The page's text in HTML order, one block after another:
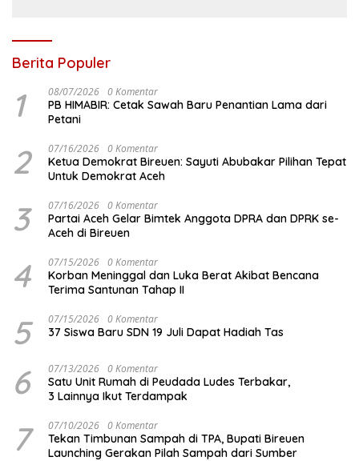
Berita Populer
1 08/07/2026 0 Komentar
PB HIMABIR: Cetak Sawah Baru Penantian Lama dari
Petani
2 07/16/2026 0 Komentar
Ketua Demokrat Bireuen: Sayuti Abubakar Pilihan Tepat
Untuk Demokrat Aceh
3 07/16/2026 0 Komentar
Partai Aceh Gelar Bimtek Anggota DPRA dan DPRK se-
Aceh di Bireuen
4 07/15/2026 0 Komentar
Korban Meninggal dan Luka Berat Akibat Bencana
Terima Santunan Tahap II
5 07/15/2026 0 Komentar
37 Siswa Baru SDN 19 Juli Dapat Hadiah Tas
6 07/13/2026 0 Komentar
Satu Unit Rumah di Peudada Ludes Terbakar,
3 Lainnya Ikut Terdampak
7 07/10/2026 0 Komentar
Tekan Timbunan Sampah di TPA, Bupati Bireuen
Launching Gerakan Pilah Sampah dari Sumber